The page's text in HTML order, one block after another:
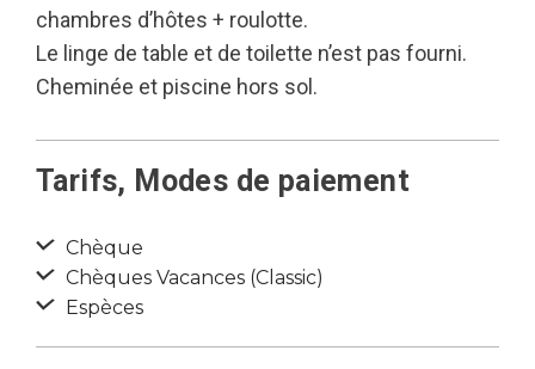
chambres d’hôtes + roulotte.
Le linge de table et de toilette n’est pas fourni.
Cheminée et piscine hors sol.
Tarifs, Modes de paiement
Chèque
Chèques Vacances (Classic)
Espèces